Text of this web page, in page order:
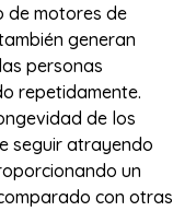
de motores de
generan
personas
repetidamente.
de los
seguir atrayendo
un
con otras